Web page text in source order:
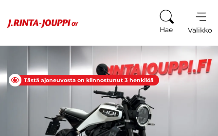
Hae Valikko
Tästä ajoneuvosta on kiinnostunut 3 henkilöä